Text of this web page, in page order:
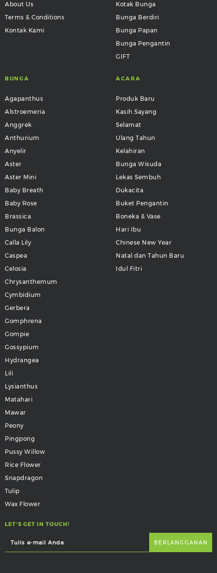
About Us
Terms & Conditions
Kontak Kami
Kotak Bunga
Bunga Berdiri
Bunga Papan
Bunga Pengantin
GIFT
BUNGA
Agapanthus
Alstroemeria
Anggrek
Anthurium
Anyelir
Aster
Aster Mini
Baby Breath
Baby Rose
Brassica
Bunga Balon
Calla Lily
Caspea
Celosia
Chrysanthemum
Cymbidium
Gerbera
Gomphrena
Gompie
Gossypium
Hydrangea
Lili
Lysianthus
Matahari
Mawar
Peony
Pingpong
Pussy Willow
Rice Flower
Snapdragon
Tulip
Wax Flower
ACARA
Produk Baru
Kasih Sayang
Selamat
Ulang Tahun
Kelahiran
Bunga Wisuda
Lekas Sembuh
Dukacita
Buket Pengantin
Boneka & Vase
Hari Ibu
Chinese New Year
Natal dan Tahun Baru
Idul Fitri
LET'S GET IN TOUCH!